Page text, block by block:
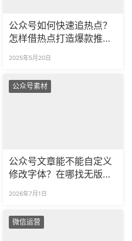
公众号如何快速追热点？
怎样借热点打造爆款推
2025年5月20日
公众号素材
公众号文章能不能自定义
修改字体？在哪找无版权
2026年7月1日
微信运营